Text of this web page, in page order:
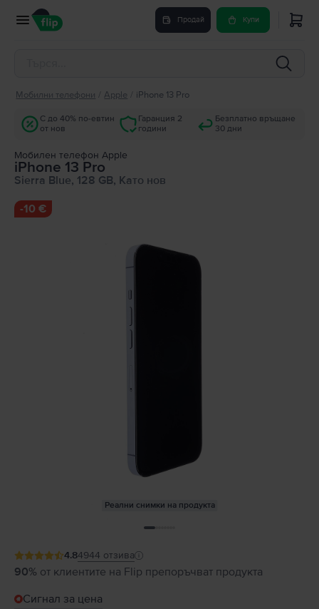
Продай Купи
Мобилни телефони Apple iPhone 13 Pro
С до 40% по-евтин
от нов
Гаранция 2
години
Безплатно връщане
30 дни
Мобилен телефон Apple
iPhone 13 Pro
Sierra Blue, 128 GB, Като нов
-10 €
Реални снимки на продукта
4.84944 отзива
90% от клиентите на Flip препоръчват продукта
Сигнал за цена